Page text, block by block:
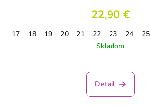
22,90 €
17 18 19 20 21 22 23 24 25
Skladom
hodnotenie
produktu
Detail